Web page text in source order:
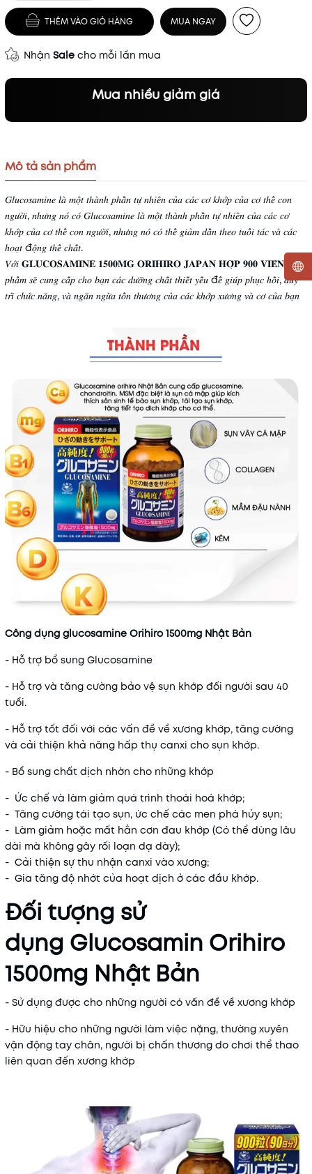
THÊM VÀO GIỎ HÀNG MUA NGAY
Nhận Sale cho mỗi lần mua
Mua nhiều giảm giá
Mã khuyến mãi:
Mô tả sản phẩm
𝐺𝑙𝑢𝑐𝑜𝑠𝑎𝑚𝑖𝑛𝑒 𝑙𝑎̀ 𝑚𝑜̣̂𝑡 𝑡ℎ𝑎̀𝑛ℎ 𝑝ℎ𝑎̂̀𝑛 𝑡𝑢̛̣ 𝑛ℎ𝑖𝑒̂𝑛 𝑐𝑢̉𝑎 𝑐𝑎́𝑐 𝑐𝑜̛ 𝑘ℎ𝑜̛́𝑝 𝑐𝑢̉𝑎 𝑐𝑜̛ 𝑡ℎ𝑒̂̉ 𝑐𝑜𝑛
𝑛𝑔𝑢̛𝑜̛̀𝑖, 𝑛ℎ𝑢̛𝑛𝑔 𝑛𝑜́ 𝑐𝑜́ 𝐺𝑙𝑢𝑐𝑜𝑠𝑎𝑚𝑖𝑛𝑒 𝑙𝑎̀ 𝑚𝑜̣̂𝑡 𝑡ℎ𝑎̀𝑛ℎ 𝑝ℎ𝑎̂̀𝑛 𝑡𝑢̛̣ 𝑛ℎ𝑖𝑒̂𝑛 𝑐𝑢̉𝑎 𝑐𝑎́𝑐 𝑐𝑜̛
𝑘ℎ𝑜̛́𝑝 𝑐𝑢̉𝑎 𝑐𝑜̛ 𝑡ℎ𝑒̂̉ 𝑐𝑜𝑛 𝑛𝑔𝑢̛𝑜̛̀𝑖, 𝑛ℎ𝑢̛𝑛𝑔 𝑛𝑜́ 𝑐𝑜́ 𝑡ℎ𝑒̂̉ 𝑔𝑖𝑎̉𝑚 𝑑𝑎̂̀𝑛 𝑡ℎ𝑒𝑜 𝑡𝑢𝑜̂̉𝑖 𝑡𝑎́𝑐 𝑣𝑎̀ 𝑐𝑎́𝑐
ℎ𝑜𝑎̣𝑡 đ𝑜̣̂𝑛𝑔 𝑡ℎ𝑒̂̉ 𝑐ℎ𝑎̂́𝑡.
𝑉𝑜̛́𝑖 𝐆𝐋𝐔𝐂𝐎𝐒𝐀𝐌𝐈𝐍𝐄 𝟏𝟓𝟎𝟎𝐌𝐆 𝐎𝐑𝐈𝐇𝐈𝐑𝐎 𝐉𝐀𝐏𝐀𝐍 𝐇𝐎̣̂𝐏 𝟗𝟎𝟎 𝐕𝐈𝐄̂𝐍- 𝑠𝑎̉𝑛
𝑝ℎ𝑎̂̉𝑚 𝑠𝑒̃ 𝑐𝑢𝑛𝑔 𝑐𝑎̂́𝑝 𝑐ℎ𝑜 𝑏𝑎̣𝑛 𝑐𝑎́𝑐 𝑑𝑢̛𝑜̛̃𝑛𝑔 𝑐ℎ𝑎̂́𝑡 𝑡ℎ𝑖𝑒̂́𝑡 𝑦𝑒̂́𝑢 đ𝑒̂̉ 𝑔𝑖𝑢́𝑝 𝑝ℎ𝑢̣𝑐 ℎ𝑜̂̀𝑖, 𝑑𝑢𝑦
𝑡𝑟𝑖̀ 𝑐ℎ𝑢̛́𝑐 𝑛𝑎̆𝑛𝑔, 𝑣𝑎̀ 𝑛𝑔𝑎̆𝑛 𝑛𝑔𝑢̛̀𝑎 𝑡𝑜̂̉𝑛 𝑡ℎ𝑢̛𝑜̛𝑛𝑔 𝑐𝑢̉𝑎 𝑐𝑎́𝑐 𝑘ℎ𝑜̛́𝑝 𝑥𝑢̛𝑜̛𝑛𝑔 𝑣𝑎̀ 𝑐𝑜̛ 𝑐𝑢̉𝑎 𝑏𝑎̣𝑛
Công dụng glucosamine Orihiro 1500mg Nhật Bản
- Hỗ trợ bổ sung Glucosamine
- Hỗ trợ và tăng cường bảo vệ sụn khớp đối người sau 40
tuổi.
- Hỗ trợ tốt đối với các vấn đề về xương khớp, tăng cường
và cải thiện khả năng hấp thụ canxi cho sụn khớp.
- Bổ sung chất dịch nhờn cho những khớp
- Ức chế và làm giảm quá trình thoái hoá khớp;
- Tăng cường tái tạo sụn, ức chế các men phá hủy sụn;
- Làm giảm hoặc mất hẳn cơn đau khớp (Có thể dùng lâu
dài mà không gây rối loạn dạ dày);
- Cải thiện sự thu nhận canxi vào xương;
- Gia tăng độ nhớt của hoạt dịch ở các đầu khớp.
Đối tượng sử
dụng Glucosamin Orihiro
1500mg Nhật Bản
- Sử dụng được cho những người có vấn đề về xương khớp
- Hữu hiệu cho những người làm việc nặng, thường xuyên
vận động tay chân, người bị chấn thương do chơi thể thao
liên quan đến xương khớp